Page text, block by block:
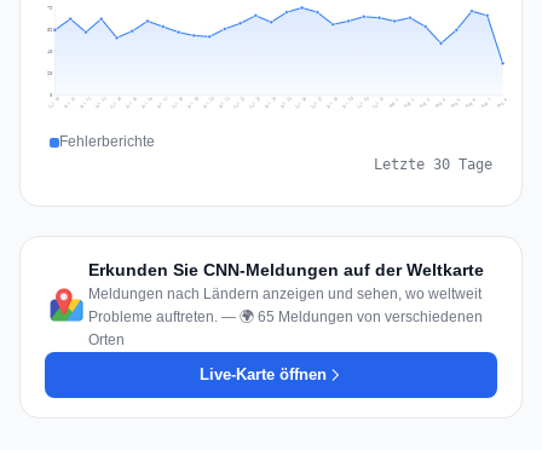
20
40
59
79
Jul 10 Jul 11 Jul 12 Jul 13 Jul 14 Jul 15 Jul 16 Jul 17 Jul 18 Jul 19 Jul 20 Jul 21 Jul 22 Jul 23 Jul 24 Jul 25 Jul 26 Jul 27 Jul 28 Jul 29 Jul 30 Jul 31 Aug 1 Aug 2 Aug 3 Aug 4 Aug 5 Aug 6 Aug 7 Aug 8
Fehlerberichte
Letzte 30 Tage
Erkunden Sie CNN-Meldungen auf der Weltkarte
Meldungen nach Ländern anzeigen und sehen, wo weltweit
Probleme auftreten. — 🌍 65 Meldungen von verschiedenen
Orten
Live-Karte öffnen